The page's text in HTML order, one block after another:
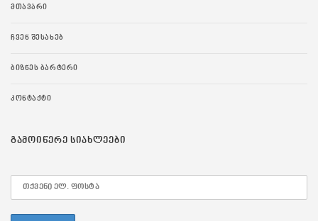
ᲛᲗᲐᲕᲐᲠᲘ
ᲩᲕᲔᲜ ᲨᲔᲡᲐᲮᲔᲑ
ᲑᲘᲖᲜᲔᲡ ᲑᲐᲠᲢᲔᲠᲘ
ᲙᲝᲜᲢᲐᲥᲢᲘ
ᲒᲐᲛᲝᲘᲬᲔᲠᲔ ᲡᲘᲐᲮᲚᲔᲔᲑᲘ